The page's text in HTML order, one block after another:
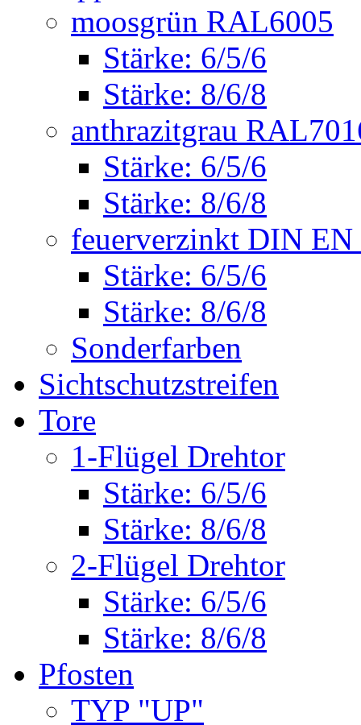
moosgrün RAL6005
Stärke: 6/5/6
Stärke: 8/6/8
anthrazitgrau
Stärke: 6/5/6
Stärke: 8/6/8
feuerverzinkt DIN EN
Stärke: 6/5/6
Stärke: 8/6/8
Sonderfarben
Sichtschutzstreifen
Tore
1-Flügel Drehtor
Stärke: 6/5/6
Stärke: 8/6/8
2-Flügel Drehtor
Stärke: 6/5/6
Stärke: 8/6/8
Pfosten
TYP "UP"